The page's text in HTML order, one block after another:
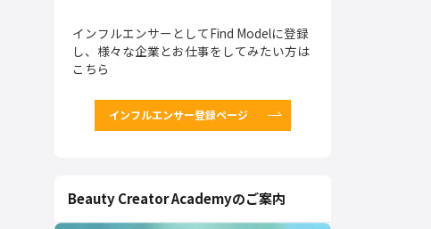
インフルエンサーとしてFind Modelに登録
し、様々な企業とお仕事をしてみたい方は
こちら
インフルエンサー登録ページ
Beauty Creator Academyのご案内